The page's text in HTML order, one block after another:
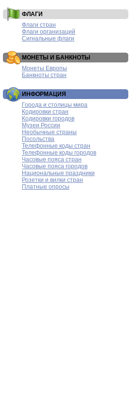
ФЛАГИ
Флаги стран
Флаги организаций
Сигнальные флаги
МОНЕТЫ И БАНКНОТЫ
Монеты Европы
Банкноты стран
ИНФОРМАЦИЯ
Города и столицы мира
Кодировки стран
Кодировки городов
Музеи России
Необычные страны
Посольства
Телефонные коды стран
Телефонные коды городов
Часовые пояса стран
Часовые пояса городов
Национальные праздники
Розетки и вилки стран
Платные опросы